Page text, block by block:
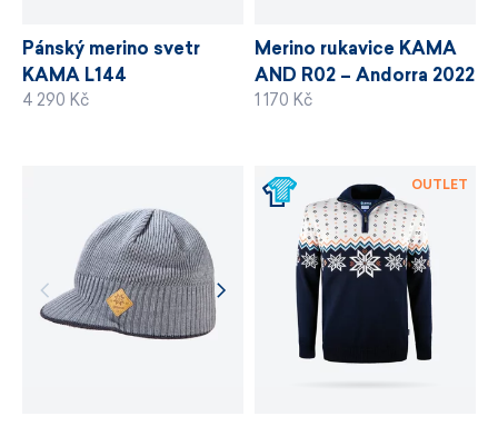
Pánský merino svetr
KAMA L144
4 290 Kč
Merino rukavice KAMA
AND R02 – Andorra 2022
1 170 Kč
OUTLET